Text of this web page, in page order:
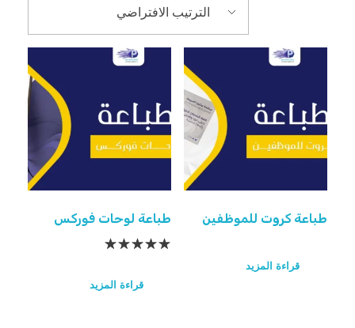
طباعة كروت للموظفين
قراءة المزيد
طباعة لوحات فوركس
قراءة المزيد